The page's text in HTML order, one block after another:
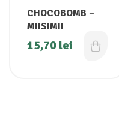
CHOCOBOMB –
MIISIMII
15,70 lei